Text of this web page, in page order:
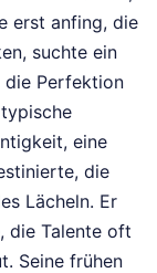
erst anfing, die
suchte ein
die Perfektion
eine
die
Lächeln. Er
die Talente oft
Seine frühen